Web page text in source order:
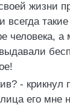
жизни
такие
человека,
- крикнул
лица его